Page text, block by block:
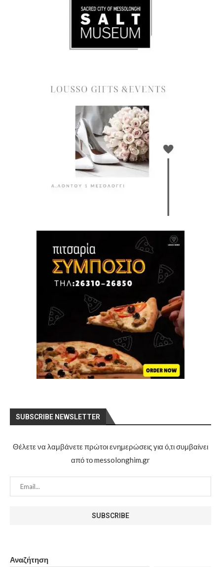
Αναζήτηση
SUBSCRIBE NEWSLETTER
Θέλετε να λαμβάνετε πρώτοι ενημερώσεις για ό,τι συμβαίνει
από το messolonghim.gr